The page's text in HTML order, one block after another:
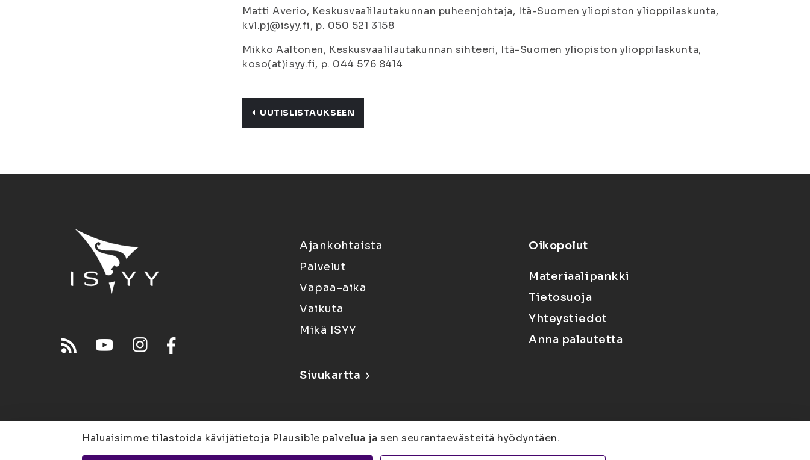
Matti Averio, Keskusvaalilautakunnan puheenjohtaja, Itä-Suomen yliopiston ylioppilaskunta,
kvl.pj@isyy.fi, p. 050 521 3158
Mikko Aaltonen, Keskusvaalilautakunnan sihteeri, Itä-Suomen yliopiston ylioppilaskunta,
koso(at)isyy.fi, p. 044 576 8414
UUTISLISTAUKSEEN
Ajankohtaista
Palvelut
Vapaa-aika
Vaikuta
Mikä ISYY
Sivukartta
Oikopolut
Materiaalipankki
Tietosuoja
Yhteystiedot
Anna palautetta
Haluaisimme tilastoida kävijätietoja Plausible palvelua ja sen seurantaevästeitä hyödyntäen.